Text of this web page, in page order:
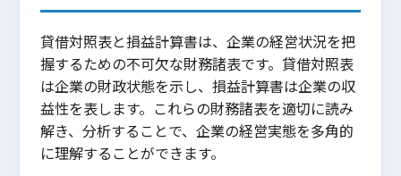
貸借対照表と損益計算書は、企業の経営状況を把
握するための不可欠な財務諸表です。貸借対照表
は企業の財政状態を示し、損益計算書は企業の収
益性を表します。これらの財務諸表を適切に読み
解き、分析することで、企業の経営実態を多角的
に理解することができます。